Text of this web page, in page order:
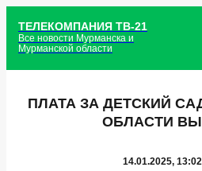
ТЕЛЕКОМПАНИЯ ТВ-21
Все новости Мурманска и
Мурманской области
ПЛАТА ЗА ДЕТСКИЙ
ОБЛАСТИ
14.01.2025, 13:02